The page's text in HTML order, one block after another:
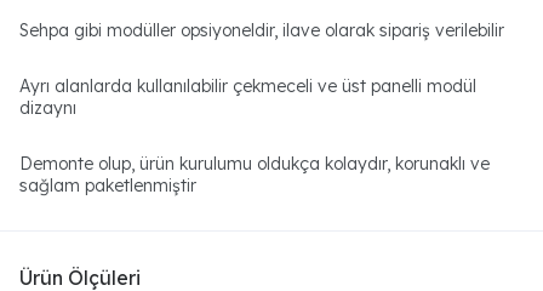
Ürün Ölçüleri
Sehpa gibi modüller opsiyoneldir, ilave olarak sipariş verilebilir
Ayrı alanlarda kullanılabilir çekmeceli ve üst panelli modül
dizaynı
Demonte olup, ürün kurulumu oldukça kolaydır, korunaklı ve
sağlam paketlenmiştir